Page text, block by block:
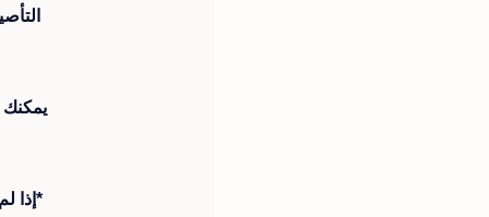
*إذا